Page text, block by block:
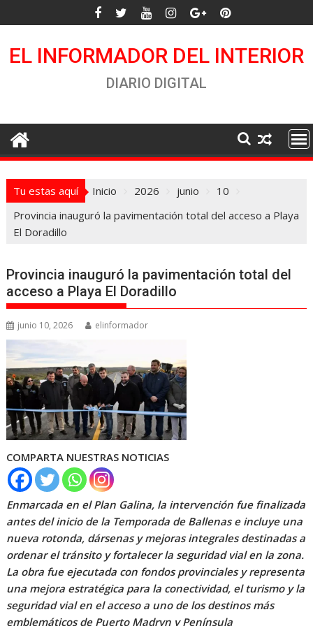
al
EL INFORMADOR DEL INTERIOR
DIARIO DIGITAL
Tu estas aquí Inicio 2026 junio
10
Provincia inauguró la pavimentación total del acceso a Playa
El Doradillo
Provincia inauguró la pavimentación total del
acceso a Playa El Doradillo
junio 10, 2026 elinformador
COMPARTA NUESTRAS NOTICIAS
Enmarcada en el Plan Galina, la intervención fue finalizada
antes del inicio de la Temporada de Ballenas e incluye una
nueva rotonda, dársenas y mejoras integrales destinadas a
ordenar el tránsito y fortalecer la seguridad vial en la zona.
La obra fue ejecutada con fondos provinciales y representa
una mejora estratégica para la conectividad, el turismo y la
seguridad vial en el acceso a uno de los destinos más
emblemáticos de Puerto Madryn y Península